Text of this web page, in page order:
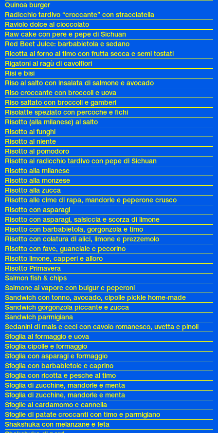
Quinoa burger
Radicchio tardivo “croccante” con stracciatella
Raviolo dolce al cioccolato
Raw cake con pere e pepe di Sichuan
Red Beet Juice: barbabietola e sedano
Ricotta al forno al timo con frutta secca e semi tostati
Rigatoni al ragù di cavolfiori
Risi e bisi
Riso al salto con insalata di salmone e avocado
Riso croccante con broccoli e uova
Riso saltato con broccoli e gamberi
Risolatte speziato con percoche e fichi
Risotto (alla milanese) al salto
Risotto ai funghi
Risotto al niente
Risotto al pomodoro
Risotto al radicchio tardivo con pepe di Sichuan
Risotto alla milanese
Risotto alla monzese
Risotto alla zucca
Risotto alle cime di rapa, mandorle e peperone crusco
Risotto con asparagi
Risotto con asparagi, salsiccia e scorza di limone
Risotto con barbabietola, gorgonzola e timo
Risotto con colatura di alici, limone e prezzemolo
Risotto con fave, guanciale e pecorino
Risotto limone, capperi e alloro
Risotto Primavera
Salmon fish & chips
Salmone al vapore con bulgur e peperoni
Sandwich con tonno, avocado, cipolle pickle home-made
Sandwich gorgonzola piccante e zucca
Sandwich parmigiana
Sedanini di mais e ceci con cavolo romanesco, uvetta e pinoli
Sfoglia al formaggio e uova
Sfoglia cipolle e formaggio
Sfoglia con asparagi e formaggio
Sfoglia con barbabietole e caprino
Sfoglia con ricotta e pesche al timo
Sfoglia di zucchine, mandorle e menta
Sfoglia di zucchine, mandorle e menta
Sfoglie al cardamomo e cannella
Sfoglie di patate croccanti con timo e parmigiano
Shakshuka con melanzane e feta